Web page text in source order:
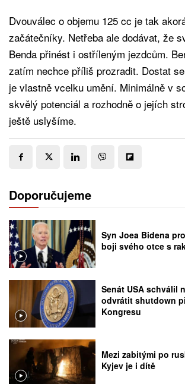
Dvouválec o objemu 125 cc je tak
začátečníky. Netřeba ale dodávat, že
Benda přinést i ostříleným jezdcům.
zatím nechce příliš prozradit. Dostat
je vlastně vcelku umění. Minimálně v
skvělý potenciál a rozhodně o jejích
ještě uslyšíme.
Doporučujeme
Syn Joea Bidena
boji svého otce s
Senát USA schválil
odvrátit shutdown
Kongresu
Mezi zabitými po
Kyjev je i dítě